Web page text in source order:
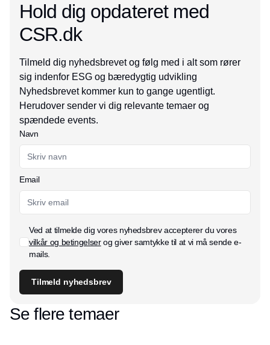
Hold dig opdateret med
CSR.dk
Tilmeld dig nyhedsbrevet og følg med i alt som rører
sig indenfor ESG og bæredygtig udvikling
Nyhedsbrevet kommer kun to gange ugentligt.
Herudover sender vi dig relevante temaer og
spændede events.
Navn
Email
Ved at tilmelde dig vores nyhedsbrev accepterer du vores
vilkår og betingelserog giver samtykke til at vi må sende e-
mails.
Tilmeld nyhedsbrev
Se flere temaer